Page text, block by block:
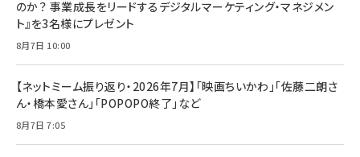
のか？ 事業成長をリードするデジタルマーケティング・マネジメン
ト』を3名様にプレゼント
8月7日 10:00
【ネットミーム振り返り・2026年7月】「映画ちいかわ」「佐藤二朗さ
ん・橋本愛さん」「POPOPO終了」など
8月7日 7:05